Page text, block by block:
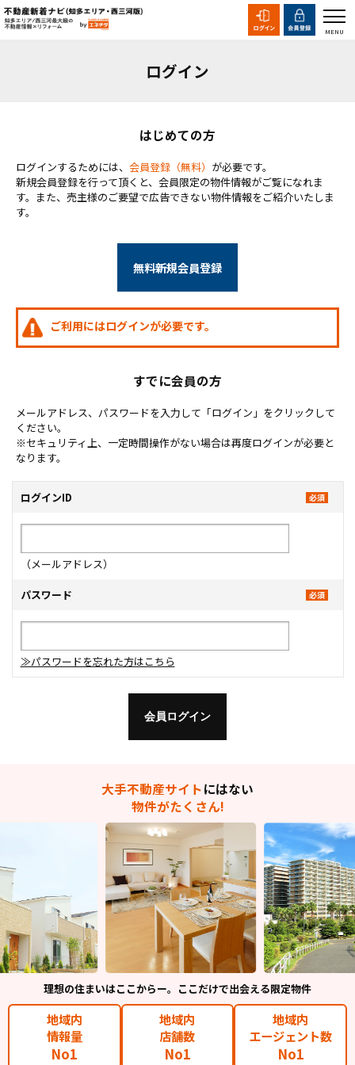
ログイン
はじめての方
ログインするためには、 会員登録（無料） が必要です。
新規会員登録を行って頂くと、会員限定の物件情報がご覧になれま
す。また、売主様のご要望で広告できない物件情報をご紹介いたしま
す。
無料新規会員登録
ご利用にはログインが必要です。
すでに会員の方
メールアドレス、パスワードを入力して「ログイン」をクリックして
ください。
※セキュリティ上、一定時間操作がない場合は再度ログインが必要と
なります。
ログインID
（メールアドレス）
パスワード
≫パスワードを忘れた方はこちら
大手不動産サイトにはない
物件がたくさん!
理想の住まいはここからー。ここだけで出会える限定物件
地域内
情報量
No1
地域内
店舗数
No1
地域内
エージェント数
No1